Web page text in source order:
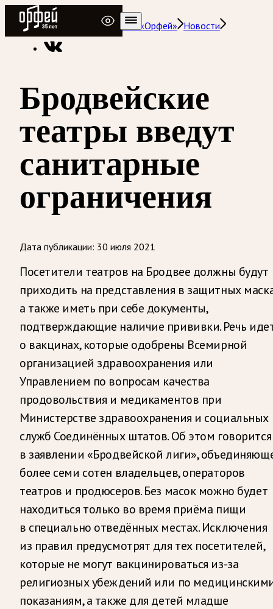
Радио Орфей
Радио классической музыки «Орфей» Новости
Бродвейские
театры введут
санитарные
ограничения
Дата публикации: 30 июля 2021
Посетители театров на Бродвее должны будут
приходить на представления в защитных
а также иметь при себе документы,
подтверждающие наличие прививки. Речь
о вакцинах, которые одобрены Всемирной
организацией здравоохранения или
Управлением по вопросам качества
продовольствия и медикаментов при
Министерстве здравоохранения и социальных
служб Соединённых штатов. Об этом говорится
в заявлении «Бродвейской лиги»,
более семи сотен владельцев, операторов
театров и продюсеров. Без масок можно будет
находиться только во время приёма пищи
в специально отведённых местах. Исключения
из правил предусмотрят для тех посетителей,
которые не могут вакцинироваться из-за
религиозных убеждений или по
показаниям, а также для детей младше